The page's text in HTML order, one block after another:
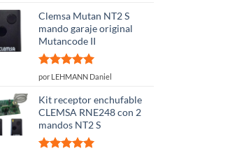
Clemsa Mutan NT2 S
mando garaje original
Mutancode II
Valorado
por LEHMANN Daniel
Kit receptor enchufable
CLEMSA RNE248 con 2
mandos NT2 S